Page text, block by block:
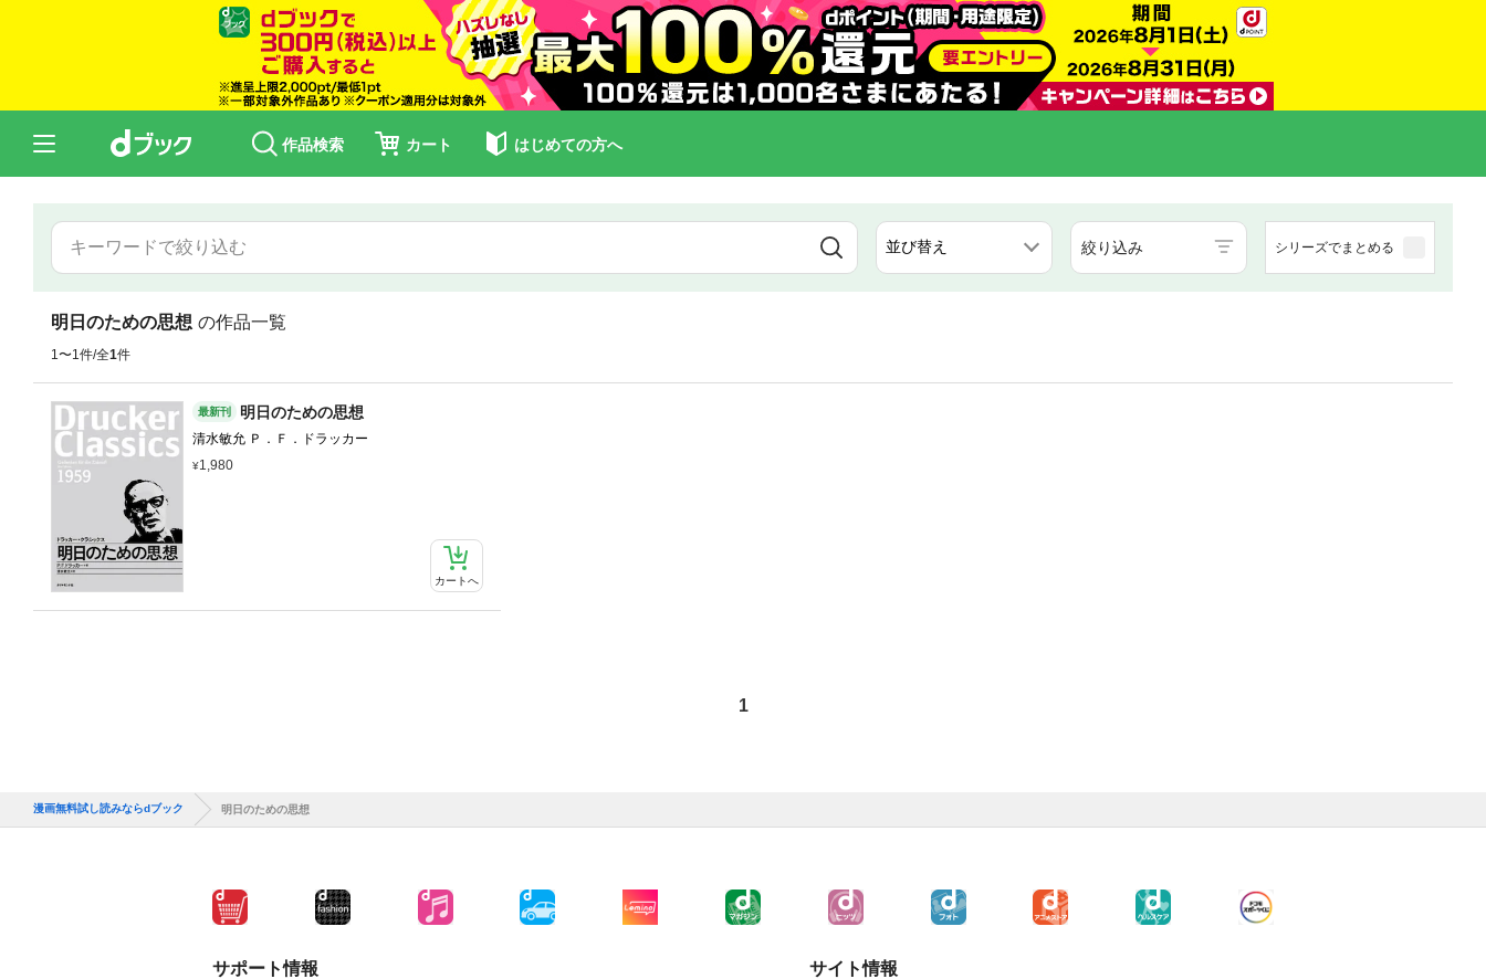
作品検索 カート はじめての方へ
絞り込み シリーズでまとめる
明日のための思想 の作品一覧
1〜1件/全1件
最新刊 明日のための思想
清水敏允 Ｐ．Ｆ．ドラッカー
1,980
カートへ
1
漫画無料試し読みならdブック 明日のための思想
サポート情報 サイト情報